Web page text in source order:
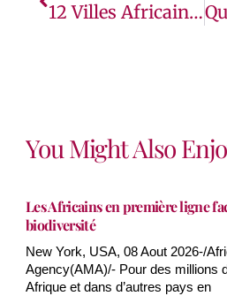
12 Villes Africaines Se Disputent Le Titre De Ville La Plus Dynamique Du Continent Sur Le Plan Culturel
You Might Also
Les Africains en première ligne
biodiversité
New York, USA, 08 Aout 2026-/
Agency(AMA)/- Pour des millions
Afrique et dans d’autres pays en